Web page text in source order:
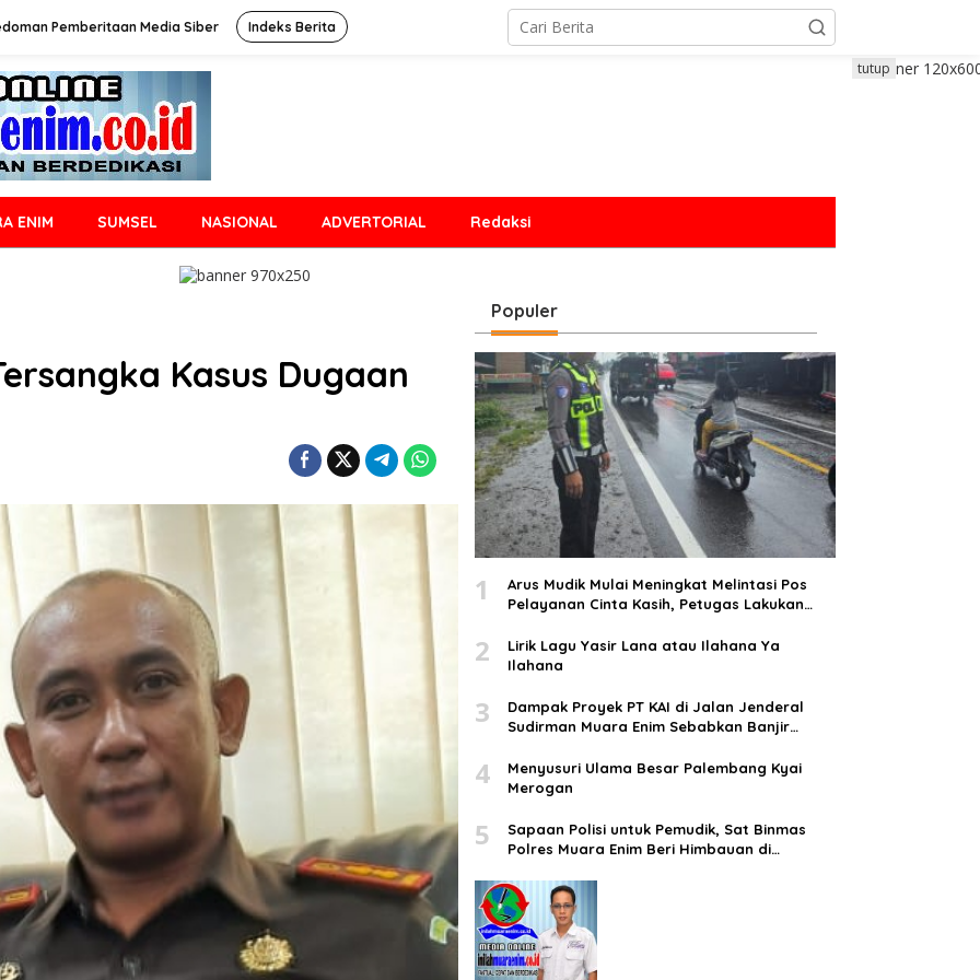
Pemberitaan Media Siber Indeks Berita
ENIM SUMSEL NASIONAL ADVERTORIAL Redaksi
tutup
Kasus Dugaan
Populer
1
Arus Mudik Mulai Meningkat Melintasi Pos
Pelayanan Cinta Kasih, Petugas Lakukan
2
Lirik Lagu Yasir Lana atau Ilahana Ya
Ilahana
3
Dampak Proyek PT KAI di Jalan Jenderal
Sudirman Muara Enim Sebabkan Banjir
4
Menyusuri Ulama Besar Palembang Kyai
Merogan
5
Sapaan Polisi untuk Pemudik, Sat Binmas
Polres Muara Enim Beri Himbauan di